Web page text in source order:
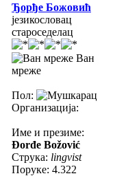
Ђорђе Божовић
језикословац
староседелац
Ван
мреже
Пол:
Организација:
Име и презиме:
Đorđe Božović
Струка: lingvist
Поруке: 4.322